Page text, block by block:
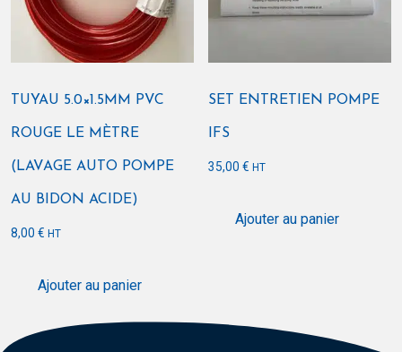
TUYAU 5.0×1.5MM PVC
ROUGE LE MÈTRE
(LAVAGE AUTO POMPE
AU BIDON ACIDE)
8,00 € HT
Ajouter au panier
SET ENTRETIEN POMPE
IFS
35,00€ HT
Ajouter au panier